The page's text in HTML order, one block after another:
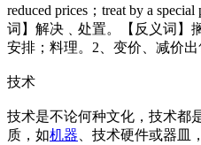
reduced prices；treat by a
词】解决﹑处置。【反义词】
安排；料理。2、变价、减价出
技术
技术是不论何种文化，技术都
质，如机器 、技术硬件或器皿